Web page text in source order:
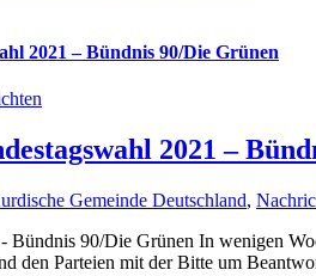
2021 – Bündnis 90/Die Grünen
2021 –
Gemeinde Deutschland,
90/Die Grünen In wenigen
den Parteien mit der Bitte um